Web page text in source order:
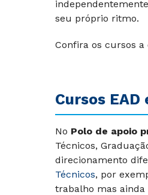
seu próprio ritmo.
Confira os cursos a
Cursos EAD
No Polo de apoio
Técnicos,
direcionamento
Técnicos, por
trabalho mas ainda